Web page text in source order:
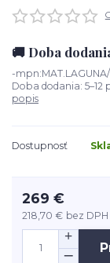
🚚 Doba
-
Doba dodania: 5–12
popis
Dostupnosť
269 €
218,70 € bez DPH